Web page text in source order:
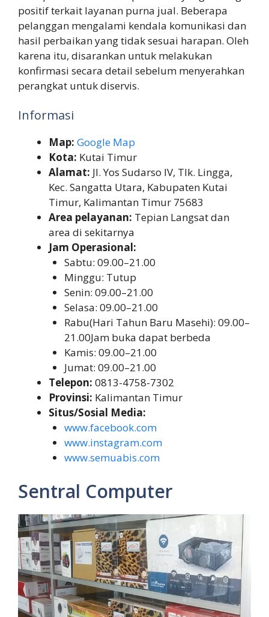
positif terkait layanan purna jual. Beberapa
pelanggan mengalami kendala komunikasi dan
hasil perbaikan yang tidak sesuai harapan. Oleh
karena itu, disarankan untuk melakukan
konfirmasi secara detail sebelum menyerahkan
perangkat untuk diservis.
Informasi
Map: Google Map
Kota: Kutai Timur
Alamat: Jl. Yos Sudarso IV, Tlk. Lingga,
Kec. Sangatta Utara, Kabupaten Kutai
Timur, Kalimantan Timur 75683
Area pelayanan: Tepian Langsat dan
area di sekitarnya
Jam Operasional:
Sabtu: 09.00–21.00
Minggu: Tutup
Senin: 09.00–21.00
Selasa: 09.00–21.00
Rabu(Hari Tahun Baru Masehi): 09.00–
21.00Jam buka dapat berbeda
Kamis: 09.00–21.00
Jumat: 09.00–21.00
Telepon: 0813-4758-7302
Provinsi: Kalimantan Timur
Situs/Sosial Media:
www.facebook.com
www.instagram.com
www.semuabis.com
Sentral Computer